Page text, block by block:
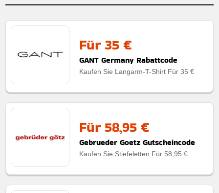
Für 35 €
GANT Germany Rabattcode
Kaufen Sie Langarm-T-Shirt Für 35 €
Für 58,95 €
Gebrueder Goetz Gutscheincode
Kaufen Sie Stiefeletten Für 58,95 €